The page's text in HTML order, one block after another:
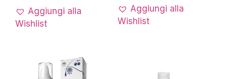
Aggiungi alla
Wishlist
a
più
Aggiungi alla
Wishlist